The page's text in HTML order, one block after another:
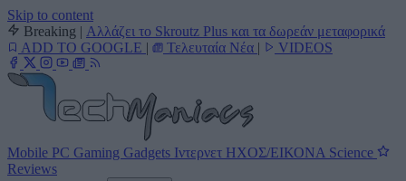
Skip to content
Breaking | Αλλάζει το Skroutz Plus και τα δωρεάν μεταφορικά
ADD TO GOOGLE | Τελευταία Νέα | VIDEOS
Mobile PC Gaming Gadgets Ιντερνετ ΗΧΟΣ/ΕΙΚΟΝΑ Science
Reviews